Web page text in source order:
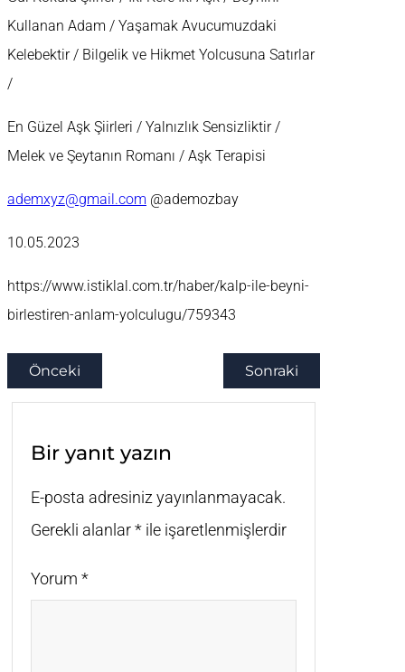
Kullanan Adam / Yaşamak Avucumuzdaki
Kelebektir / Bilgelik ve Hikmet Yolcusuna Satırlar
/
En Güzel Aşk Şiirleri / Yalnızlık Sensizliktir /
Melek ve Şeytanın Romanı / Aşk Terapisi
ademxyz@gmail.com @ademozbay
10.05.2023
https://www.istiklal.com.tr/haber/kalp-ile-beyni-
birlestiren-anlam-yolculugu/759343
Önceki Sonraki
Bir yanıt yazın
E-posta adresiniz yayınlanmayacak.
Gerekli alanlar* ile işaretlenmişlerdir
Yorum *